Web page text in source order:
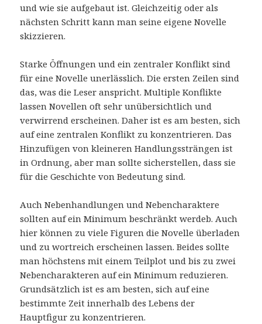
und wie sie aufgebaut ist. Gleichzeitig oder als
nächsten Schritt kann man seine eigene Novelle
skizzieren.
Starke Öffnungen und ein zentraler Konflikt sind
für eine Novelle unerlässlich. Die ersten Zeilen sind
das, was die Leser anspricht. Multiple Konflikte
lassen Novellen oft sehr unübersichtlich und
verwirrend erscheinen. Daher ist es am besten, sich
auf eine zentralen Konflikt zu konzentrieren. Das
Hinzufügen von kleineren Handlungssträngen ist
in Ordnung, aber man sollte sicherstellen, dass sie
für die Geschichte von Bedeutung sind.
Auch Nebenhandlungen und Nebencharaktere
sollten auf ein Minimum beschränkt werdeb. Auch
hier können zu viele Figuren die Novelle überladen
und zu wortreich erscheinen lassen. Beides sollte
man höchstens mit einem Teilplot und bis zu zwei
Nebencharakteren auf ein Minimum reduzieren.
Grundsätzlich ist es am besten, sich auf eine
bestimmte Zeit innerhalb des Lebens der
Hauptfigur zu konzentrieren.